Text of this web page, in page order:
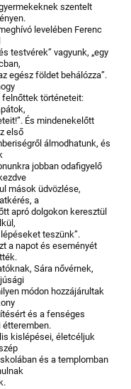
szentelt
levelében Ferenc
testvérek” vagyunk, „egy
egész földet behálózza”.
történeteit:
És mindenekelőtt
első
álmodhatunk, és
jobban odafigyelő
mások üdvözlése,
a
apró dolgokon keresztül
teszünk”.
a napot és eseményét
Sára nővérnek,
módon hozzájárultak
és a fenséges
étteremben.
kislépései, életcéljuk
és a templomban